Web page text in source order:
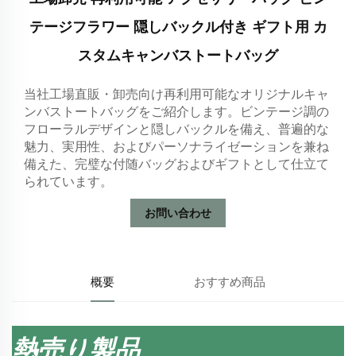
テージフラワー 隠しバックル付き ギフト用 カ
スタムキャンバストートバッグ
当社工場直販・卸売向け再利用可能なオリジナルキャ
ンバストートバッグをご紹介します。ビンテージ調の
フローラルデザインと隠しバックルを備え、普遍的な
魅力、実用性、およびパーソナライゼーションを兼ね
備えた、完璧な付随バッグおよびギフトとして仕立て
られています。
お問い合わせ
概要 おすすめ商品
熱売り製品